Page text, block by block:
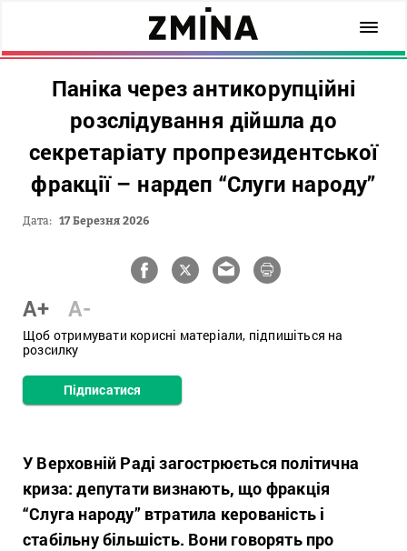
Паніка через антикорупційні
розслідування дійшла до
секретаріату пропрезидентської
фракції – нардеп “Слуги народу”
Дата: 17 Березня 2026
A+ A-
Щоб отримувати корисні матеріали, підпишіться на
розсилку
Підписатися
У Верховній Раді загострюється політична
криза: депутати визнають, що фракція
“Слуга народу” втратила керованість і
стабільну більшість. Вони говорять про